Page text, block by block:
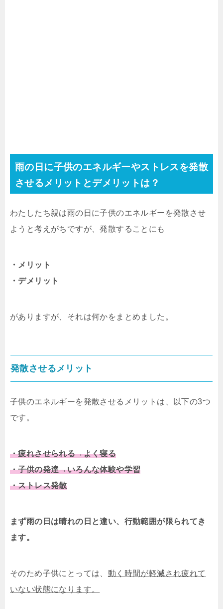
雨の日に子供のエネルギーやストレスを発散
させるメリットとデメリットは？
わたしたち親は雨の日に子供のエネルギーを発散させ
ようと考えがちですが、発散することにも
・メリット
・デメリット
がありますが、それは何かをまとめました。
発散させるメリット
子供のエネルギーを発散させるメリットは、以下の3つ
です。
・疲れさせられる→よく寝る
・子供の発達→いろんな体験や学習
・ストレス発散
まず雨の日は晴れの日と違い、行動範囲が限られてき
ます。
そのため子供にとっては、 動く時間が軽減され疲れて
いない状態になります。